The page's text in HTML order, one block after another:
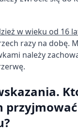
w wieku od 16
razy na dobę.
należy
przyjmować